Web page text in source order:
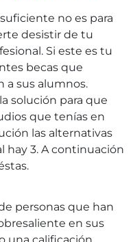
no es para
desistir de tu
Si este es tu
becas que
a sus alumnos.
solución para que
que tenías en
las alternativas
hay 3. A continuación
personas que han
en sus
una calificación